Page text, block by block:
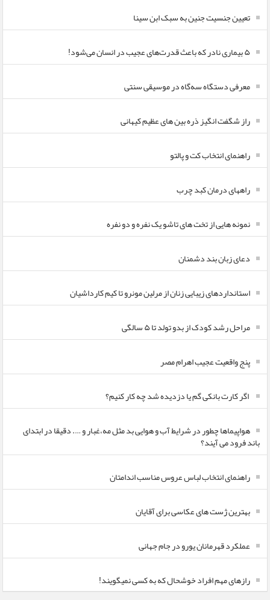
تعیین جنسیت جنین به سبک ابن سینا
۵ بیماری نادر که باعث قدرت‌های عجیب در انسان می‌شود!
معرفی دستگاه سه‌گاه در موسیقی سنتی
راز شگفت انگیز ذره بین های عظیم کیهانی
راهنمای انتخاب کت و پالتو
راههای درمان کبد چرب
نمونه هایی از تخت های تاشو یک نفره و دو نفره
دعای زبان بند دشمنان
استانداردهای زیبایی زنان از مرلین مونرو تا کیم کارداشیان
مراحل رشد کودک از بدو تولد تا ۵ سالگی
پنج واقعیت عجیب اهرام مصر
اگر کارت بانکی گم یا دزدیده شد چه کار کنیم؟
هواپیماها چطور در شرایط آب و هوایی بد مثل مه،غبار و …. دقیقا در ابتدای
باند فرود می آیند؟
راهنمای انتخاب لباس عروس مناسب اندامتان
بهترین ژست های عکاسی برای آقایان
عملکرد قهرمانان یورو در جام جهانی
رازهای مهم افراد خوشحال که به کسی نمیگویند!